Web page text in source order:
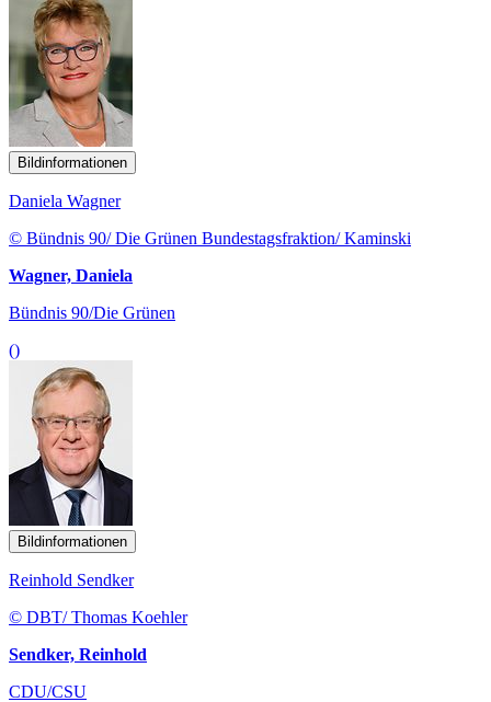
Bildinformationen
Daniela Wagner
© Bündnis 90/ Die Grünen Bundestagsfraktion/ Kaminski
Wagner, Daniela
Bündnis 90/Die Grünen
()
Bildinformationen
Reinhold Sendker
© DBT/ Thomas Koehler
Sendker, Reinhold
CDU/CSU